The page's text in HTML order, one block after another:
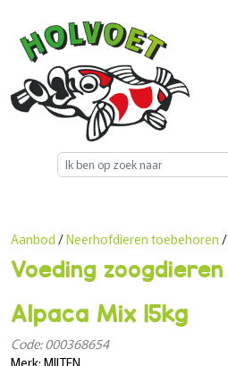
Voeding zoogdieren
Aanbod /Neerhofdieren toebehoren /
Alpaca Mix 15kg
Code: 000368654
Merk: MIJTEN